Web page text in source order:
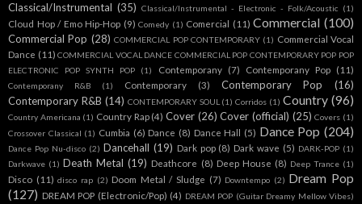
Classical/Instrumental (35) Classical/Instrumental - Electronic - Folk/Acoustic (1)
Cloud Hop / Emo Hip-Hop (9) Comedy (1) Comercial (11) Commercial (100)
Commercial Pop (28) COMMERCIAL POP CONTEMPORARY (1) Commercial Vocal
Dance (11) COMMERCIAL VOCAL DANCE COMMERCIAL POP CONTEMPORARY POP POP
ELECTRONIC POP SYNTH POP
(1) Contemporany (7) Contemporany Pop (11)
Contemporany R&B (1) Contemporary (3) Contemporary Pop
(16)
Contemporary R&B (14) CONTEMPORARY SOUL (1) Corridos (1) Country (96)
Country Americana (1) Country Rap (4) Cover (26) Cover (official) (25) Covers (1)
Crossover Classical (1) Cumbia (6) Dance (8) Dance Hall (5) Dance Pop (204)
Dance Pop Nu-disco (2) Dancehall (19) Dark pop (8) Dark wave (5) DARK-POP (1)
Darkwave (1) Death Metal (19) Deathcore (8) Deep House (8) Deep Trance (1)
Disco (11) disco rap (2) Doom Metal / Sludge (7) Downtempo (2) Dream Pop
(127) DREAM POP (Electronic/Pop) (4) DREAM POP (Guitar Dreamy Mellow Vibes)